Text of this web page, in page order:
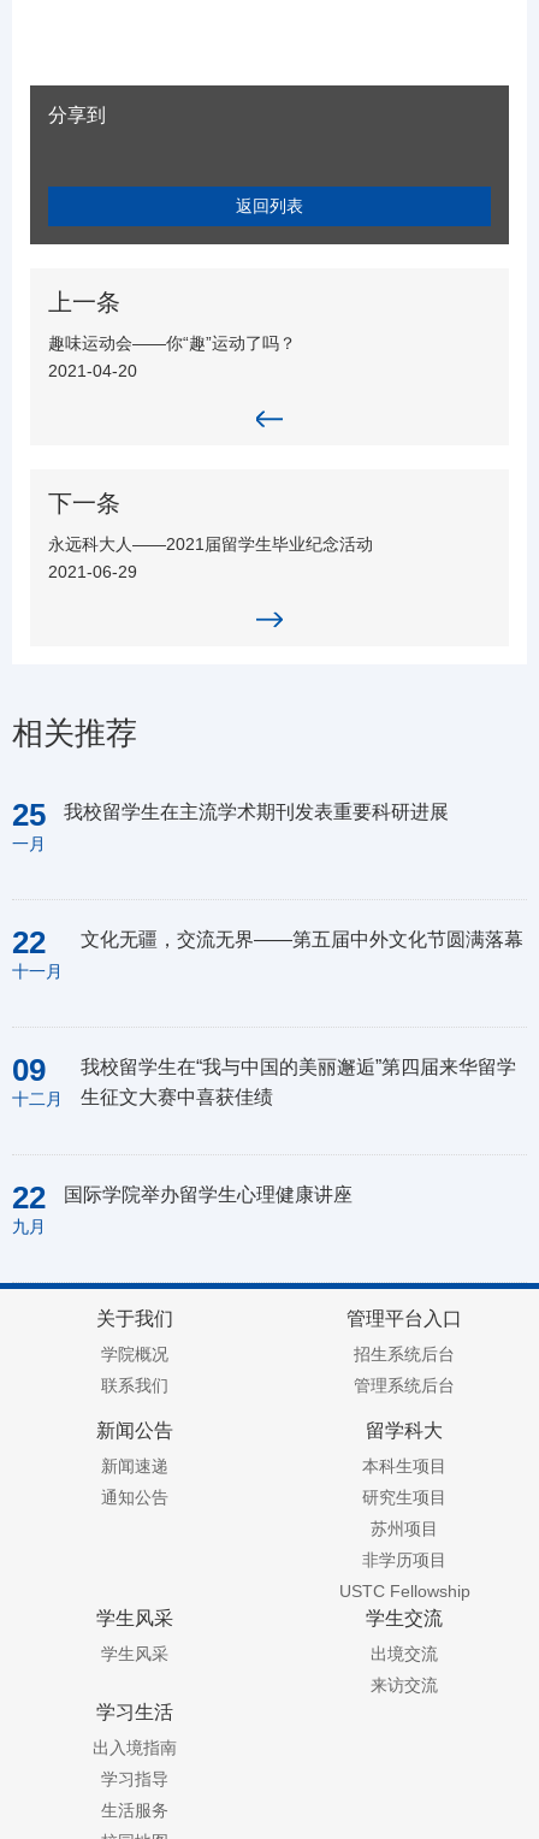
分享到
返回列表
上一条
趣味运动会——你“趣”运动了吗？
2021-04-20
下一条
永远科大人——2021届留学生毕业纪念活动
2021-06-29
相关推荐
25
一月
我校留学生在主流学术期刊发表重要科研进展
22
十一月
文化无疆，交流无界——第五届中外文化节圆满落幕
09
十二月
我校留学生在“我与中国的美丽邂逅”第四届来华留学
生征文大赛中喜获佳绩
22
九月
国际学院举办留学生心理健康讲座
关于我们
学院概况
联系我们
管理平台入口
招生系统后台
管理系统后台
新闻公告
新闻速递
通知公告
留学科大
本科生项目
研究生项目
苏州项目
非学历项目
USTC Fellowship
学生风采
学生风采
学生交流
出境交流
来访交流
学习生活
出入境指南
学习指导
生活服务